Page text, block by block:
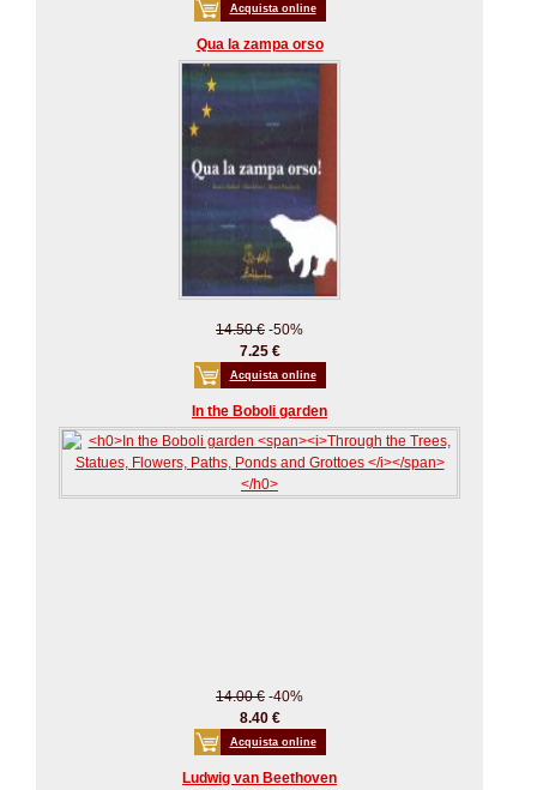
Acquista online
Qua la zampa orso
14.50 € -50%
7.25 €
Acquista online
In the Boboli garden
14.00 € -40%
8.40 €
Acquista online
Ludwig van Beethoven